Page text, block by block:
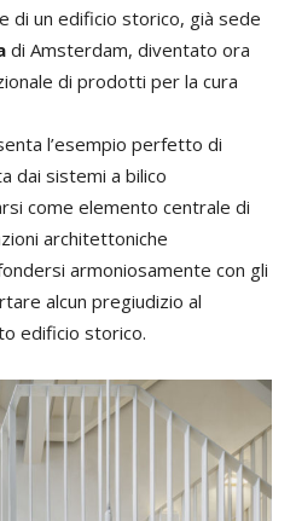
un edificio storico, già sede
di Amsterdam, diventato ora
di prodotti per la cura
l’esempio perfetto di
dai sistemi a bilico
come elemento centrale di
architettoniche
armoniosamente con gli
alcun pregiudizio al
edificio storico.